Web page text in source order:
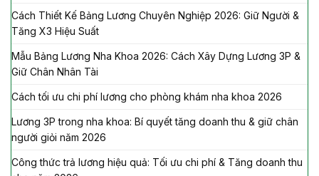
Cách Thiết Kế Bảng Lương Chuyên Nghiệp 2026: Giữ Người &
Tăng X3 Hiệu Suất
Mẫu Bảng Lương Nha Khoa 2026: Cách Xây Dựng Lương 3P &
Giữ Chân Nhân Tài
Cách tối ưu chi phí lương cho phòng khám nha khoa 2026
Lương 3P trong nha khoa: Bí quyết tăng doanh thu & giữ chân
người giỏi năm 2026
Công thức trả lương hiệu quả: Tối ưu chi phí & Tăng doanh thu